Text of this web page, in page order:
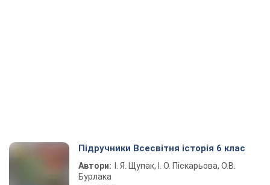
Підручники Всесвітня історія 6 клас
Автори:
І. Я. Щупак, І. О. Піскарьова, О.В.
Бурлака